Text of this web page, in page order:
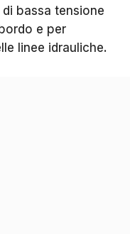
bassa tensione
e per
linee idrauliche.